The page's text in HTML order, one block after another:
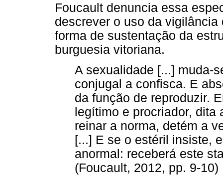
Foucault denuncia essa
descrever o uso da
forma de sustentação da
burguesia vitoriana.
A sexualidade [...] muda-
conjugal a confisca. E
da função de reproduzir.
legítimo e procriador,
reinar a norma, detém a
[...] E se o estéril insiste,
anormal: receberá este
(Foucault, 2012, pp. 9-10)